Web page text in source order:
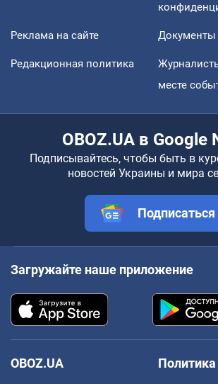
Реклама на сайте Документы
Редакционная политика
месте
OBOZ.UA в Google
Подписывайтесь, чтобы быть в
новостей Украины и мира
Подписаться
Загружайте наше приложение
OBOZ.UA
Политика